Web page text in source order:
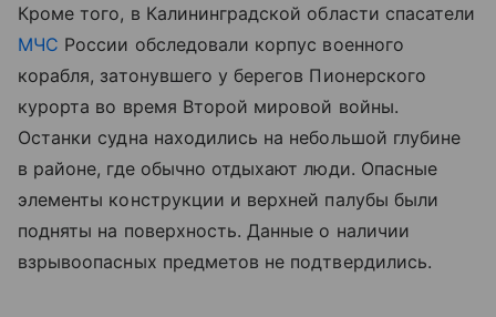
Кроме того, в Калининградской области спасатели
МЧС России обследовали корпус военного
корабля, затонувшего у берегов Пионерского
курорта во время Второй мировой войны.
Останки судна находились на небольшой глубине
в районе, где обычно отдыхают люди. Опасные
элементы конструкции и верхней палубы были
подняты на поверхность. Данные о наличии
взрывоопасных предметов не подтвердились.